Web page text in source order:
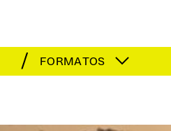
FORMATOS